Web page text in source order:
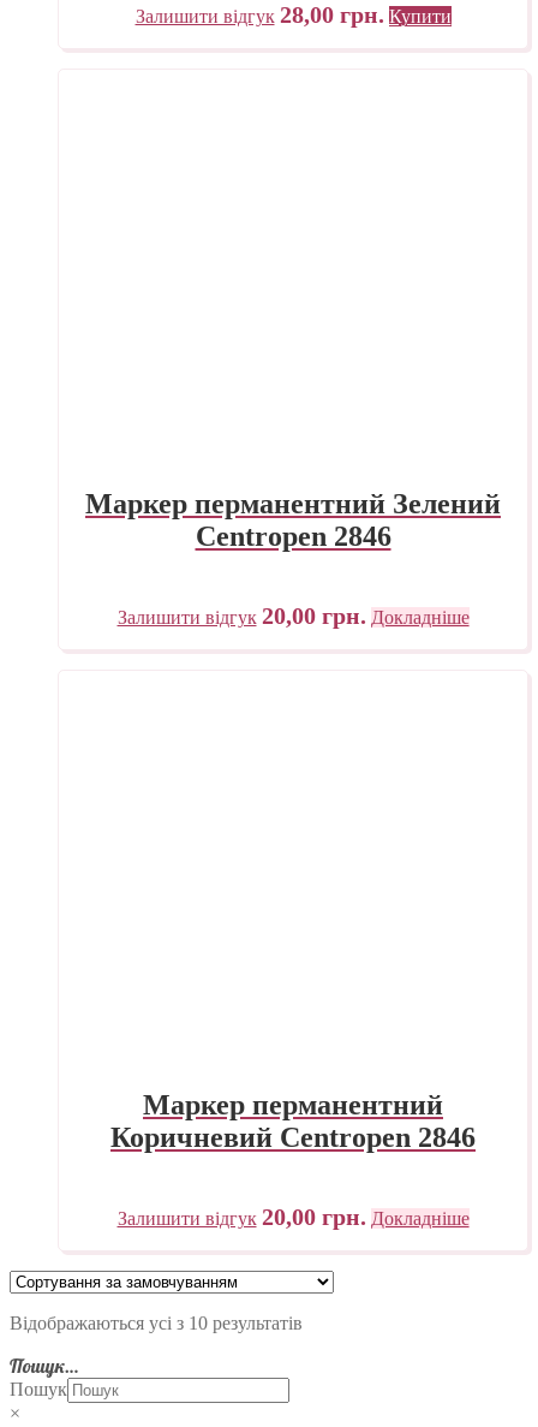
Залишити відгук 28,00 грн. Купити
Маркер перманентний Зелений
Centropen 2846
Залишити відгук 20,00 грн. Докладніше
Маркер перманентний
Коричневий Centropen 2846
Залишити відгук 20,00 грн. Докладніше
Відображаються усі з 10 результатів
Пошук…
Пошук
×